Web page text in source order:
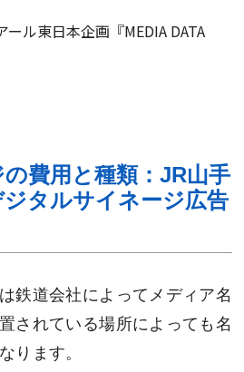
ル東日本企画『MEDIA DATA
費用と種類：JR山手
タルサイネージ広告
鉄道会社によってメディア名
されている場所によっても名
ります。